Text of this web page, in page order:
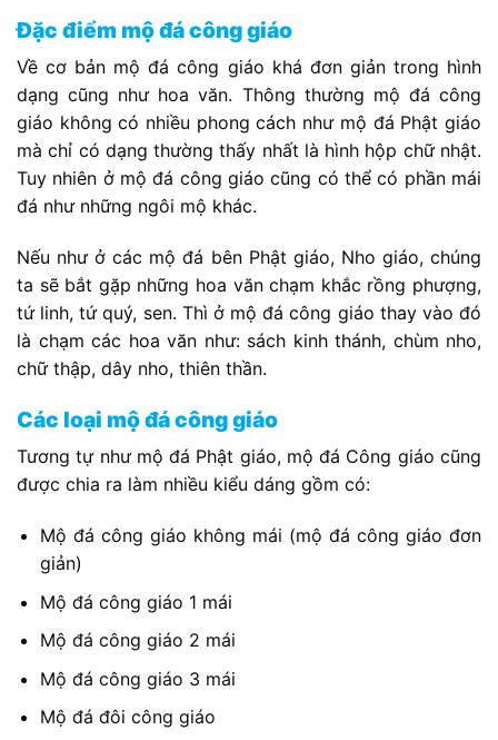
Đặc điểm mộ đá công giáo
Về cơ bản mộ đá công giáo khá đơn giản trong hình
dạng cũng như hoa văn. Thông thường mộ đá công
giáo không có nhiều phong cách như mộ đá Phật giáo
mà chỉ có dạng thường thấy nhất là hình hộp chữ nhật.
Tuy nhiên ở mộ đá công giáo cũng có thể có phần mái
đá như những ngôi mộ khác.
Nếu như ở các mộ đá bên Phật giáo, Nho giáo, chúng
ta sẽ bắt gặp những hoa văn chạm khắc rồng phượng,
tứ linh, tứ quý, sen. Thì ở mộ đá công giáo thay vào đó
là chạm các hoa văn như: sách kinh thánh, chùm nho,
chữ thập, dây nho, thiên thần.
Các loại mộ đá công giáo
Tương tự như mộ đá Phật giáo, mộ đá Công giáo cũng
được chia ra làm nhiều kiểu dáng gồm có:
Mộ đá công giáo không mái (mộ đá công giáo đơn
giản)
Mộ đá công giáo 1 mái
Mộ đá công giáo 2 mái
Mộ đá công giáo 3 mái
Mộ đá đôi công giáo